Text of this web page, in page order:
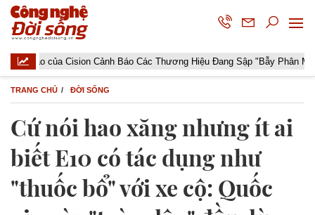
Cision Cảnh Báo Các Thương Hiệu Đang Sập "Bẫy Phân Mảnh Dữ
TRANG CHỦ ĐỜI SỐNG
Cứ nói hao xăng nhưng ít ai
biết E10 có tác dụng như
"thuốc bổ" với xe cộ: Quốc